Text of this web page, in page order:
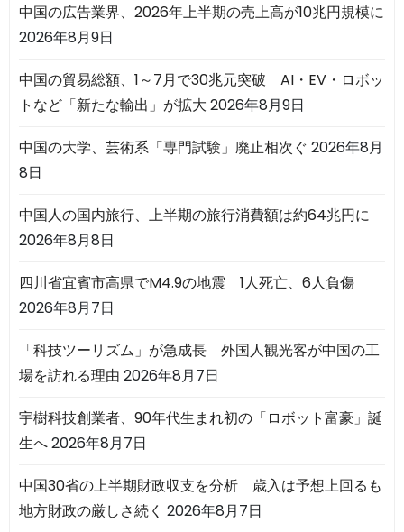
中国の広告業界、2026年上半期の売上高が10兆円規模に
2026年8月9日
中国の貿易総額、1～7月で30兆元突破 AI・EV・ロボッ
トなど「新たな輸出」が拡大 2026年8月9日
中国の大学、芸術系「専門試験」廃止相次ぐ 2026年8月
8日
中国人の国内旅行、上半期の旅行消費額は約64兆円に
2026年8月8日
四川省宜賓市高県でM4.9の地震 1人死亡、6人負傷
2026年8月7日
「科技ツーリズム」が急成長 外国人観光客が中国の工
場を訪れる理由 2026年8月7日
宇樹科技創業者、90年代生まれ初の「ロボット富豪」誕
生へ2026年8月7日
中国30省の上半期財政収支を分析 歳入は予想上回るも
地方財政の厳しさ続く 2026年8月7日